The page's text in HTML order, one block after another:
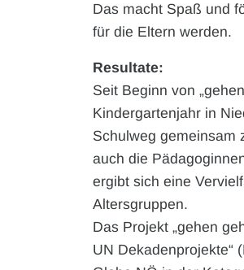
Das macht Spaß und
für die Eltern werden.
Resultate:
Seit Beginn von
Kindergartenjahr in
Schulweg gemeinsam
auch die
ergibt sich eine
Altersgruppen.
Das Projekt „gehen
UN Dekadenprojekte“